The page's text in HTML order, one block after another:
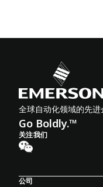
全球自动化领域的先进
Go Boldly.™
关注我们
公司